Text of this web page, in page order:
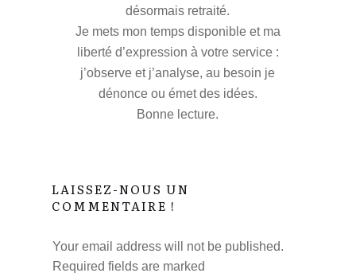
désormais retraité.
Je mets mon temps disponible et ma
liberté d’expression à votre service :
j’observe et j’analyse, au besoin je
dénonce ou émet des idées.
Bonne lecture.
LAISSEZ-NOUS UN
COMMENTAIRE !
Your email address will not be published.
Required fields are marked